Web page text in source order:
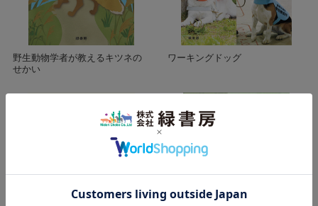
野生動物学者が教えるキツネの
せかい
ワーキングドッグ